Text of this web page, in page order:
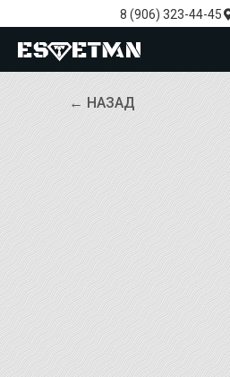
8 (906) 323-44-45
← НАЗАД